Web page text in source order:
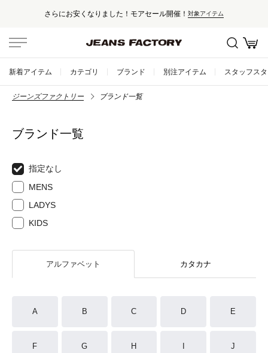
さらにお安くなりました！モアセール開催！ 対象アイテム
新着アイテム カテゴリ ブランド 別注アイテム スタッフス
ジーンズファクトリー ブランド一覧
ブランド一覧
指定なし
MENS
LADYS
KIDS
アルファベット カタカナ
A B C D E
F G H J